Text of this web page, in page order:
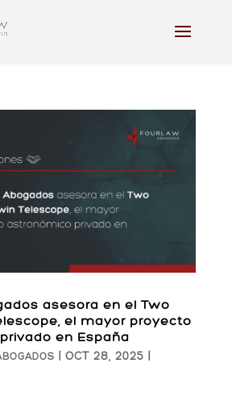
asesora en el Two
el mayor proyecto
en España
OCT 28, 2025